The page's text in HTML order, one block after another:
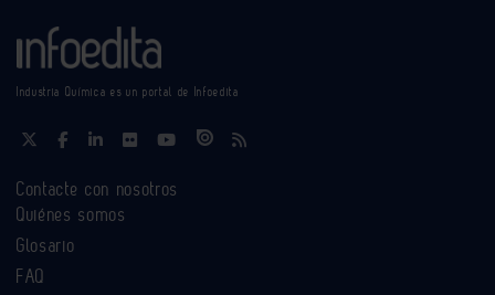
Industria Química es un portal de Infoedita
Contacte con nosotros
Quiénes somos
Glosario
FAQ